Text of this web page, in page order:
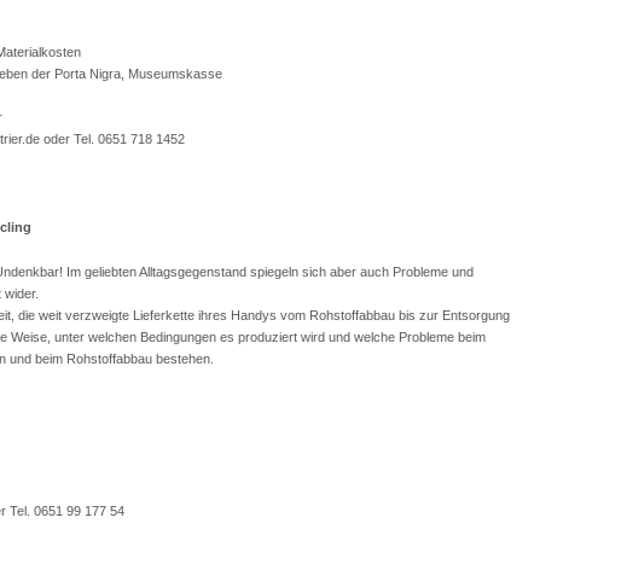
der Porta Nigra, Museumskasse
oder Tel. 0651 718 1452
Im geliebten Alltagsgegenstand spiegeln sich aber auch Probleme und
die weit verzweigte Lieferkette ihres Handys vom Rohstoffabbau bis zur Entsorgung
Weise, unter welchen Bedingungen es produziert wird und welche Probleme beim
beim Rohstoffabbau bestehen.
Tel. 0651 99 177 54